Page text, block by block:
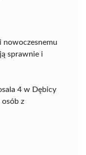
nowoczesnemu
sprawnie i
4 w Dębicy
z